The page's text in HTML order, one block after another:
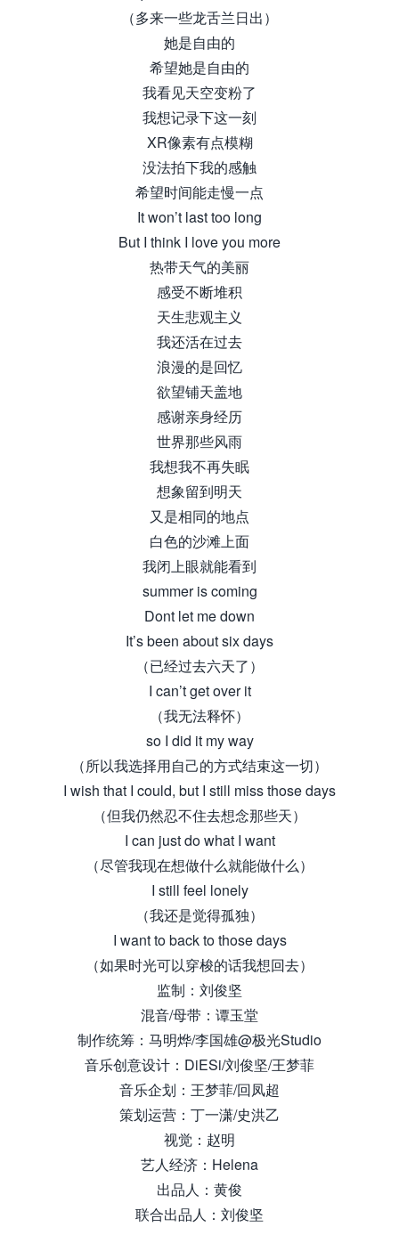
（多来一些龙舌兰日出）
她是自由的
希望她是自由的
我看见天空变粉了
我想记录下这一刻
XR像素有点模糊
没法拍下我的感触
希望时间能走慢一点
It won’t last too long
But I think I love you more
热带天气的美丽
感受不断堆积
天生悲观主义
我还活在过去
浪漫的是回忆
欲望铺天盖地
感谢亲身经历
世界那些风雨
我想我不再失眠
想象留到明天
又是相同的地点
白色的沙滩上面
我闭上眼就能看到
summer is coming
Dont let me down
It’s been about six days
（已经过去六天了）
I can’t get over it
（我无法释怀）
so I did it my way
（所以我选择用自己的方式结束这一切）
I wish that I could, but I still miss those days
（但我仍然忍不住去想念那些天）
I can just do what I want
（尽管我现在想做什么就能做什么）
I still feel lonely
（我还是觉得孤独）
I want to back to those days
（如果时光可以穿梭的话我想回去）
监制：刘俊坚
混音/母带：谭玉堂
制作统筹：马明烨/李国雄@极光Studio
音乐创意设计：DiESi/刘俊坚/王梦菲
音乐企划：王梦菲/回凤超
策划运营：丁一潇/史洪乙
视觉：赵明
艺人经济：Helena
出品人：黄俊
联合出品人：刘俊坚